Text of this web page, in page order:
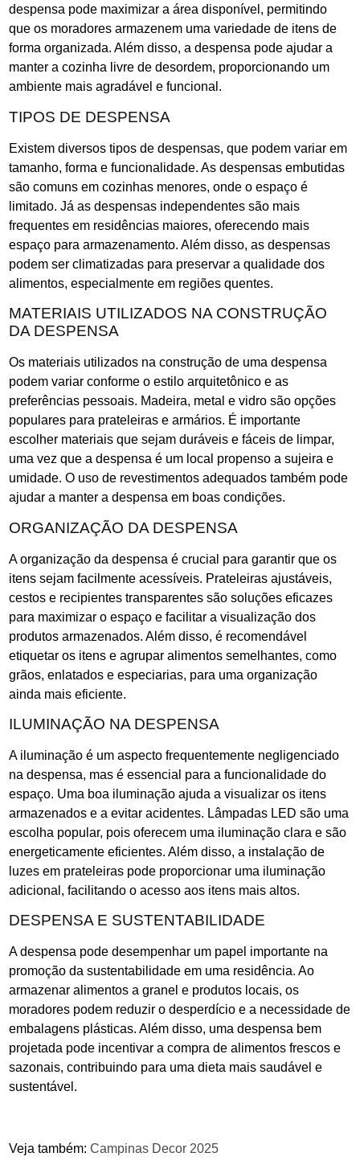
despensa pode maximizar a área disponível, permitindo
que os moradores armazenem uma variedade de itens de
forma organizada. Além disso, a despensa pode ajudar a
manter a cozinha livre de desordem, proporcionando um
ambiente mais agradável e funcional.
TIPOS DE DESPENSA
Existem diversos tipos de despensas, que podem variar em
tamanho, forma e funcionalidade. As despensas embutidas
são comuns em cozinhas menores, onde o espaço é
limitado. Já as despensas independentes são mais
frequentes em residências maiores, oferecendo mais
espaço para armazenamento. Além disso, as despensas
podem ser climatizadas para preservar a qualidade dos
alimentos, especialmente em regiões quentes.
MATERIAIS UTILIZADOS NA CONSTRUÇÃO
DA DESPENSA
Os materiais utilizados na construção de uma despensa
podem variar conforme o estilo arquitetônico e as
preferências pessoais. Madeira, metal e vidro são opções
populares para prateleiras e armários. É importante
escolher materiais que sejam duráveis e fáceis de limpar,
uma vez que a despensa é um local propenso a sujeira e
umidade. O uso de revestimentos adequados também pode
ajudar a manter a despensa em boas condições.
ORGANIZAÇÃO DA DESPENSA
A organização da despensa é crucial para garantir que os
itens sejam facilmente acessíveis. Prateleiras ajustáveis,
cestos e recipientes transparentes são soluções eficazes
para maximizar o espaço e facilitar a visualização dos
produtos armazenados. Além disso, é recomendável
etiquetar os itens e agrupar alimentos semelhantes, como
grãos, enlatados e especiarias, para uma organização
ainda mais eficiente.
ILUMINAÇÃO NA DESPENSA
A iluminação é um aspecto frequentemente negligenciado
na despensa, mas é essencial para a funcionalidade do
espaço. Uma boa iluminação ajuda a visualizar os itens
armazenados e a evitar acidentes. Lâmpadas LED são uma
escolha popular, pois oferecem uma iluminação clara e são
energeticamente eficientes. Além disso, a instalação de
luzes em prateleiras pode proporcionar uma iluminação
adicional, facilitando o acesso aos itens mais altos.
DESPENSA E SUSTENTABILIDADE
A despensa pode desempenhar um papel importante na
promoção da sustentabilidade em uma residência. Ao
armazenar alimentos a granel e produtos locais, os
moradores podem reduzir o desperdício e a necessidade de
embalagens plásticas. Além disso, uma despensa bem
projetada pode incentivar a compra de alimentos frescos e
sazonais, contribuindo para uma dieta mais saudável e
sustentável.
Veja também: Campinas Decor 2025